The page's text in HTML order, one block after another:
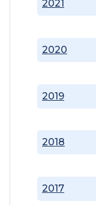
2017
2018
2019
2020
2021